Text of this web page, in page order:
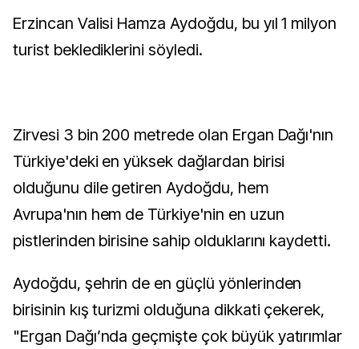
Erzincan Valisi Hamza Aydoğdu, bu yıl 1 milyon
turist beklediklerini söyledi.
Zirvesi 3 bin 200 metrede olan Ergan Dağı'nın
Türkiye'deki en yüksek dağlardan birisi
olduğunu dile getiren Aydoğdu, hem
Avrupa'nın hem de Türkiye'nin en uzun
pistlerinden birisine sahip olduklarını kaydetti.
Aydoğdu, şehrin de en güçlü yönlerinden
birisinin kış turizmi olduğuna dikkati çekerek,
"Ergan Dağı’nda geçmişte çok büyük yatırımlar